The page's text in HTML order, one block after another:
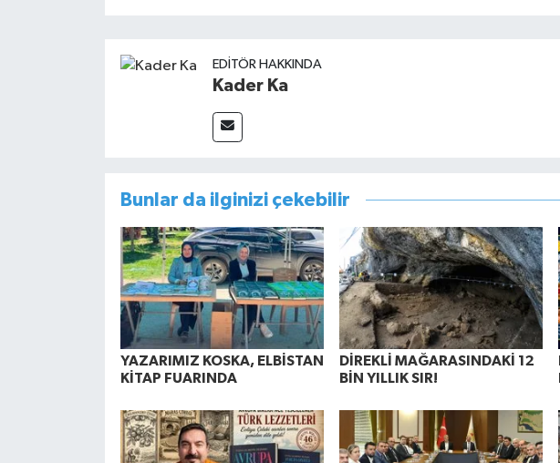
EDITÖR HAKKINDA
Kader Ka
Bunlar da ilginizi çekebilir
YAZARIMIZ KOSKA, ELBİSTAN
KİTAP FUARINDA
DİREKLİ MAĞARASINDAKİ 12
BİN YILLIK SIR!